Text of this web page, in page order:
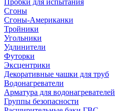
Сгоны
Сгоны-Американки
Тройники
Угольники
Удлинители
Футорки
Эксцентрики
Декоративные чашки для труб
Водонагреватели
Арматура для водонагревателей
Группы безопасности